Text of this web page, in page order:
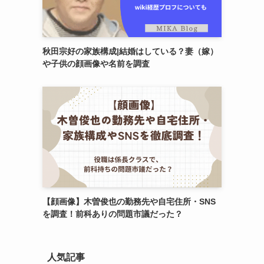
秋田宗好の家族構成|結婚はしている？妻（嫁）
や子供の顔画像や名前を調査
【顔画像】木曽俊也の勤務先や自宅住所・SNS
を調査！前科ありの問題市議だった？
人気記事